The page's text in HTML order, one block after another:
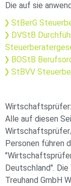
Die auf sie
StBerG
DVStB
BOStB
StBVV
Wirtschaftsprüfer:
Alle auf diesen
Personen führen
Deutschland".
Treuhand GmbH